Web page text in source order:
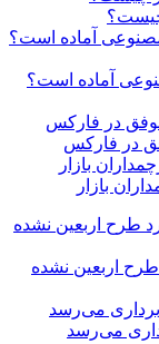
چیست؟
آماده است؟
طرح اربعین نشده
می‌رسد